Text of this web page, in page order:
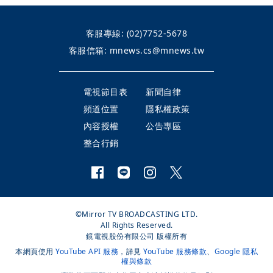
客服專線: (02)7752-5678
客服信箱: mnews.cs@mnews.tw
電視節目表
新聞自律
頻道位置
隱私權政策
內容授權
公告專區
整合行銷
©Mirror TV BROADCASTING LTD.
All Rights Reserved.
鏡電視股份有限公司 版權所有
本網頁使用 YouTube API 服務 ，詳見 YouTube 服務條款、 Google 隱私
權與條款